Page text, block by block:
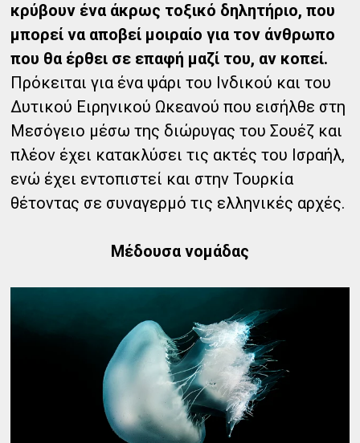
κρύβουν ένα άκρως τοξικό δηλητήριο, που
μπορεί να αποβεί μοιραίο για τον άνθρωπο
που θα έρθει σε επαφή μαζί του, αν κοπεί.
Πρόκειται για ένα ψάρι του Ινδικού και του
Δυτικού Ειρηνικού Ωκεανού που εισήλθε στη
Μεσόγειο μέσω της διώρυγας του Σουέζ και
πλέον έχει κατακλύσει τις ακτές του Ισραήλ,
ενώ έχει εντοπιστεί και στην Τουρκία
θέτοντας σε συναγερμό τις ελληνικές αρχές.
Μέδουσα νομάδας